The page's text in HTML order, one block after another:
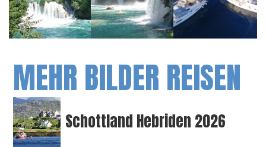
MEHR BILDER REISEN
Schottland Hebriden 2026